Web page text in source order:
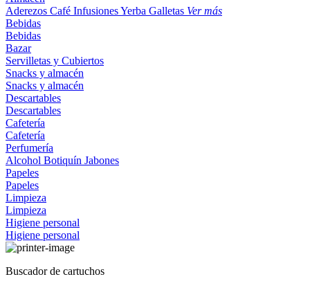
Aderezos Café InfusionesYerba Galletas Ver más
Bebidas
Bebidas
Bazar
Servilletas y Cubiertos
Snacks y almacén
Snacks y almacén
Descartables
Descartables
Cafetería
Cafetería
Perfumería
Alcohol Botiquín Jabones
Papeles
Papeles
Limpieza
Limpieza
Higiene personal
Higiene personal
Buscador de cartuchos